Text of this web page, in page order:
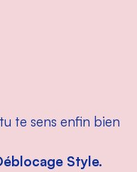
te sens enfin bien
Style.